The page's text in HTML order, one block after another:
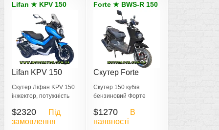
Lifan ★ KPV 150
Lifan KPV 150
Скутер Ліфан KPV 150
інжектор, потужність
швидкість 112 км на
годину
$2320
Під
замовлення
Forte★ BWS-R 150
Скутер Forte
BWS-R 150cc
Скутер 150 кубів
бензиновий Форте
повітряне охолодження
$1270
В
наявності